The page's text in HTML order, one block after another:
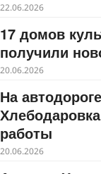
22.06.2026
17 домов
получили
20.06.2026
На
работы
20.06.2026